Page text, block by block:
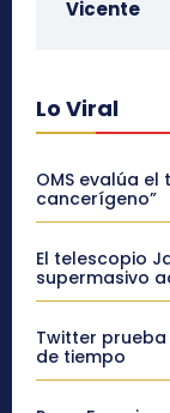
Vicente
Lo Viral
OMS evalúa
cancerígeno”
El telescopio
supermasivo
Twitter
de tiempo